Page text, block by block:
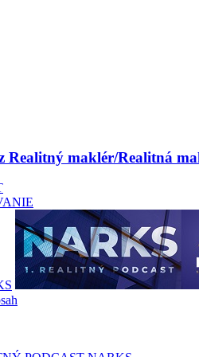
Realitný maklér/Realitná